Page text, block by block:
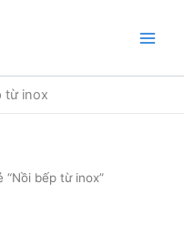
từ inox
bếp từ inox”